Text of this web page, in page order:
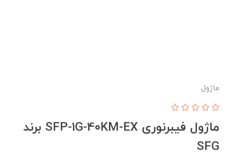
ماژول
ماژول فیبرنوری SFP-1G-40KM-EX برند
SFG